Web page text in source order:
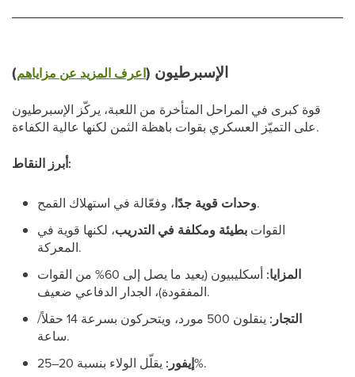
الإسبرطيون (اعرف المزيد عن مزاياهم)
قوة كبرى في المراحل المتأخرة من اللعبة، يركّز الإسبرطيون
على التميّز العسكري بقوات باهظة الثمن لكنها عالية الكفاءة.
أبرز النقاط:
وحدات قوية جدًا، وفعّالة في استهلاك القمح.
القوات بطيئة ومكلفة في التدريب، لكنها قوية في
المعركة.
المزايا:
أسكليبيون (يعيد ما يصل إلى 60% من القوات
المفقودة)، الجدار الدفاعي ضعيف.
التجار:
ينقلون 500 مورد، ويتحركون بسرعة 14 حقلاً/
ساعة.
إيفور:يقلّل الولاء بنسبة 20–25%.